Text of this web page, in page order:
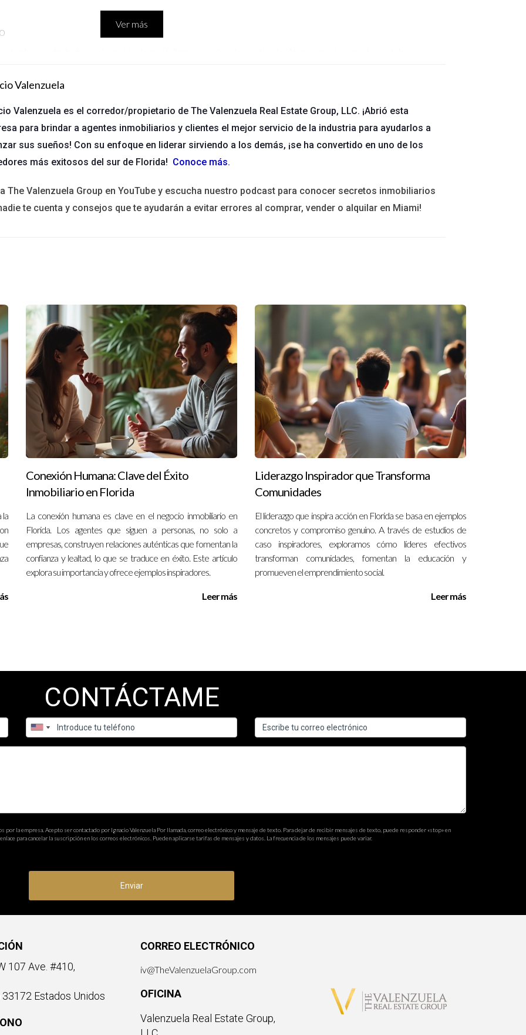
un sentido de pertenencia y colaboración. Los resultados fueron sorprendentes: las ventas aumentaron en un
la empatía y la comunicación pueden transformar un equipo.
durante la pandemia. Su líder tomó la iniciativa de adoptar tecnologías digitales para facilitar las visitas virtuales a
que todos los agentes se familiarizaran con estas nuevas herramientas. Gracias a su capacidad de adaptación e
sino que también atrajo nuevos clientes interesados en propiedades desde la comodidad de sus hogares. Este
cambios del mercado.
dirigir; se trata de inspirar a otros a alcanzar su máximo potencial. Los líderes efectivos son aquellos que
una visión clara y están dispuestos a adaptarse a los cambios del mercado. Si deseas convertirte en un líder
las lecciones aprendidas a través de estos estudios de caso. Recuerda que tu enfoque puede marcar la
vidas de quienes te rodean. Si estás listo para dar el siguiente paso hacia un liderazgo efectivo o necesitas
Valenzuela. ¡Él está aquí para ayudarte a alcanzar tus metas!
clara, capacidad de adaptación, habilidades comunicativas e inspiración.
como líder?
para compartir ideas y utiliza herramientas digitales para mantener a todos informados.
clara como líder?
comunes y proporciona dirección durante tiempos difíciles.
e invierte tiempo en capacitación continua para ti y tu equipo. Recuerda que Ignacio Valenzuela está
camino hacia un liderazgo efectivo en el sector inmobiliario. ¡No dudes en contactarlo!
Ver más
Valenzuela
Valenzuela es el corredor/propietario de The Valenzuela Real Estate Group, LLC. ¡Abrió esta
para brindar a agentes inmobiliarios y clientes el mejor servicio de la industria para ayudarlos a
sus sueños! Con su enfoque en liderar sirviendo a los demás, ¡se ha convertido en uno de los
más exitosos del sur de Florida! Conoce más.
The Valenzuela Group en YouTube y escucha nuestro podcast para conocer secretos inmobiliarios
te cuenta y consejos que te ayudarán a evitar errores al comprar, vender o alquilar en Miami!
la
Conexión Humana: Clave del Éxito
Inmobiliario en Florida
La conexión humana es clave en el negocio inmobiliario en
Florida. Los agentes que siguen a personas, no solo a
empresas, construyen relaciones auténticas que fomentan la
confianza y lealtad, lo que se traduce en éxito. Este artículo
explora su importancia y ofrece ejemplos inspiradores.
Leer más
Liderazgo Inspirador que Transforma
Comunidades
El liderazgo que inspira acción en Florida se basa en ejemplos
concretos y compromiso genuino. A través de estudios de
caso inspiradores, exploramos cómo líderes efectivos
transforman comunidades, fomentan la educación y
promueven el emprendimiento social.
Leer más
CONTÁCTAME
la empresa. Acepto ser contactado por Ignacio Valenzuela Por llamada, correo electrónico y mensaje de texto. Para dejar de recibir mensajes de texto, puede responder «stop» en
para cancelar la suscripción en los correos electrónicos. Pueden aplicarse tarifas de mensajes y datos. La frecuencia de los mensajes puede variar.
Enviar
107 Ave. #410,
33172 Estados Unidos
CORREO ELECTRÓNICO
iv@TheValenzuelaGroup.com
OFICINA
Valenzuela Real Estate Group,